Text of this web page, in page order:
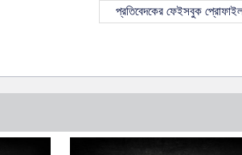
প্রতিবেদকের ফেইসবুক